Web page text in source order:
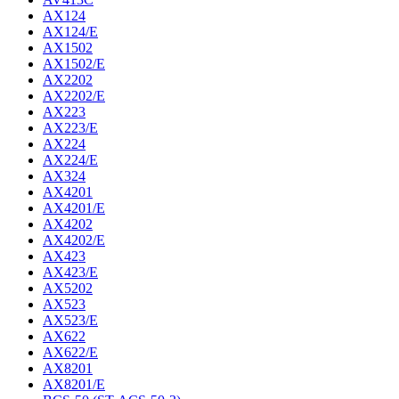
AX124
AX124/E
AX1502
AX1502/E
AX2202
AX2202/E
AX223
AX223/E
AX224
AX224/E
AX324
AX4201
AX4201/E
AX4202
AX4202/E
AX423
AX423/E
AX5202
AX523
AX523/E
AX622
AX622/E
AX8201
AX8201/E